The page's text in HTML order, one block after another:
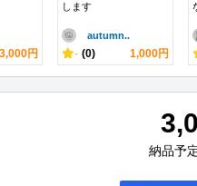
3,000円
します
autumn..
- (0) 1,000円
納品予